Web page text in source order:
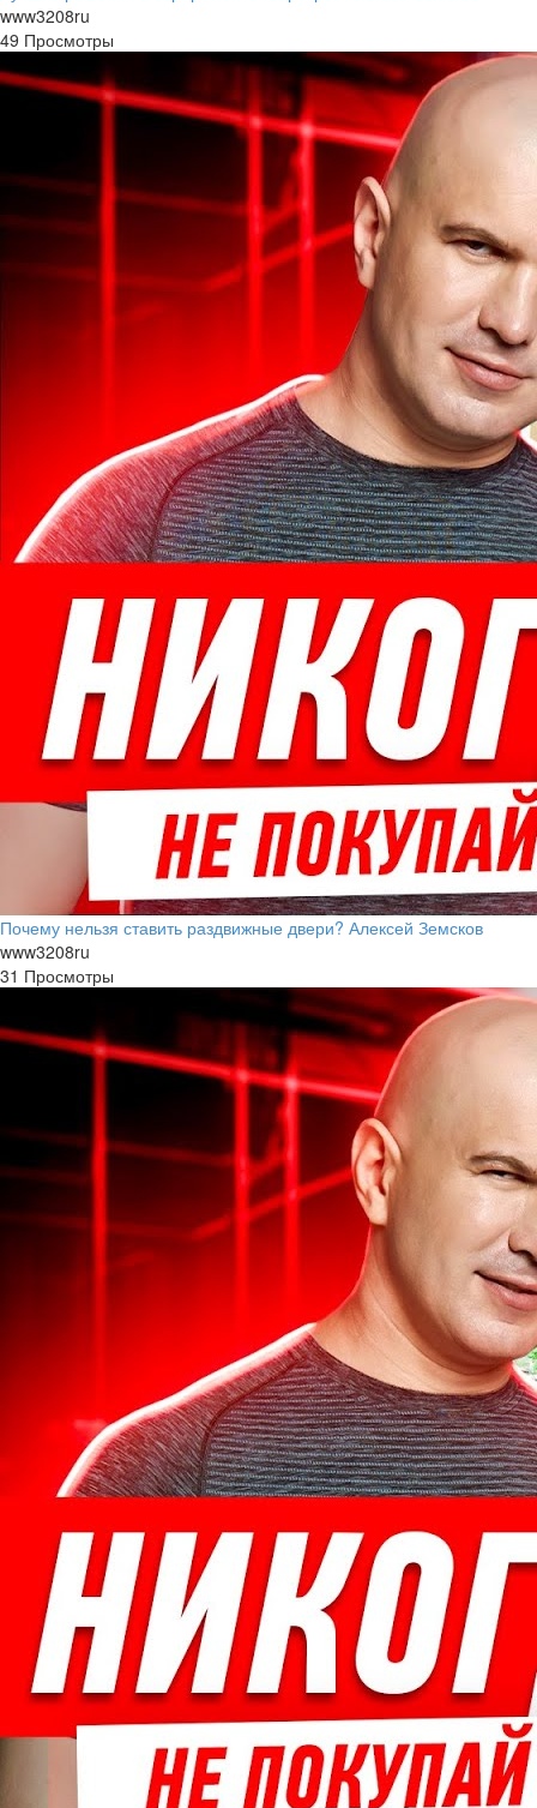
www3208ru
49 Просмотры
Почему нельзя ставить раздвижные двери? Алексей Земсков
www3208ru
31 Просмотры